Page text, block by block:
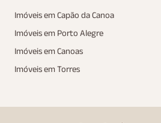
Imóveis em Capão da Canoa
Imóveis em Porto Alegre
Imóveis em Canoas
Imóveis em Torres